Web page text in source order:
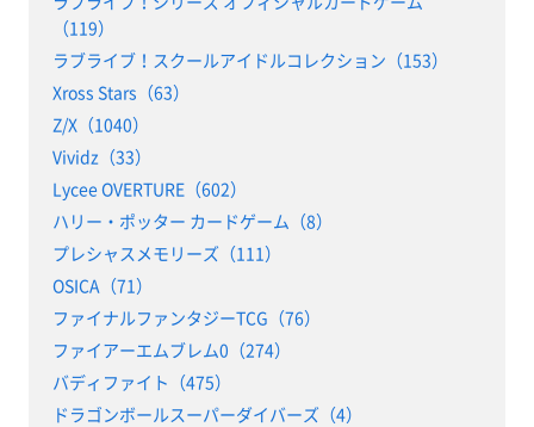
（119）
ラブライブ！スクールアイドルコレクション（153）
Xross Stars（63）
Z/X（1040）
Vividz（33）
Lycee OVERTURE（602）
ハリー・ポッター カードゲーム（8）
プレシャスメモリーズ（111）
OSICA（71）
ファイナルファンタジーTCG（76）
ファイアーエムブレム0（274）
バディファイト（475）
ドラゴンボールスーパーダイバーズ（4）